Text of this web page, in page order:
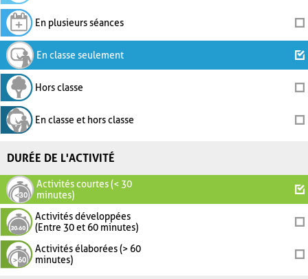
En plusieurs séances
En classe seulement
Hors classe
En classe et hors classe
DURÉE DE L'ACTIVITÉ
Activités courtes (< 30
minutes)
Activités développées
(Entre 30 et 60 minutes)
Activités élaborées (> 60
minutes)